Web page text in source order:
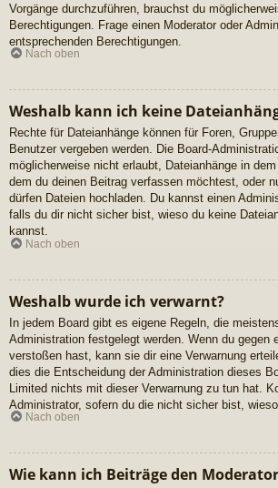
Vorgänge durchzuführen, brauchst du
Berechtigungen. Frage einen Moderator oder
entsprechenden Berechtigungen.
Nach oben
Weshalb kann ich keine
Rechte für Dateianhänge können für Foren,
Benutzer vergeben werden. Die Board-
möglicherweise nicht erlaubt, Dateianhänge in
dem du deinen Beitrag verfassen möchtest, oder
dürfen Dateien hochladen. Du kannst einen
falls du dir nicht sicher bist, wieso du keine
kannst.
Nach oben
Weshalb wurde ich verwarnt?
In jedem Board gibt es eigene Regeln, die
Administration festgelegt werden. Wenn du gegen
verstoßen hast, kann sie dir eine Verwarnung
dies die Entscheidung der Administration dieses
Limited nichts mit dieser Verwarnung zu tun hat.
Administrator, sofern du die nicht sicher bist,
Nach oben
Wie kann ich Beiträge den